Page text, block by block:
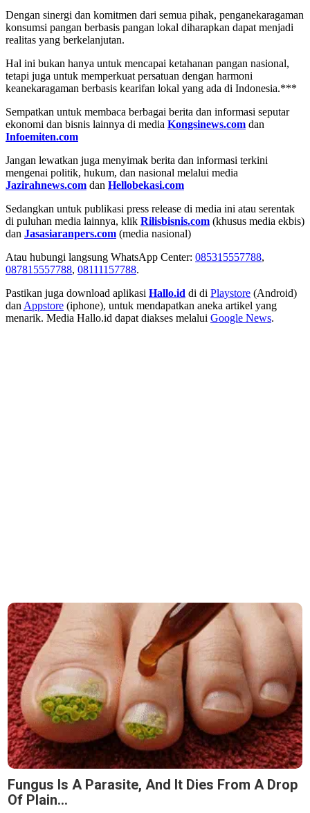
Dengan sinergi dan komitmen dari semua pihak, penganekaragaman
konsumsi pangan berbasis pangan lokal diharapkan dapat menjadi
realitas yang berkelanjutan.
Hal ini bukan hanya untuk mencapai ketahanan pangan nasional,
tetapi juga untuk memperkuat persatuan dengan harmoni
keanekaragaman berbasis kearifan lokal yang ada di Indonesia.***
Sempatkan untuk membaca berbagai berita dan informasi seputar
ekonomi dan bisnis lainnya di media Kongsinews.com dan
Infoemiten.com
Jangan lewatkan juga menyimak berita dan informasi terkini
mengenai politik, hukum, dan nasional melalui media
Jazirahnews.com dan Hellobekasi.com
Sedangkan untuk publikasi press release di media ini atau serentak
di puluhan media lainnya, klik Rilisbisnis.com (khusus media ekbis)
dan Jasasiaranpers.com (media nasional)
Atau hubungi langsung WhatsApp Center: 085315557788,
087815557788, 08111157788.
Pastikan juga download aplikasi Hallo.id di di Playstore (Android)
dan Appstore (iphone), untuk mendapatkan aneka artikel yang
menarik. Media Hallo.id dapat diakses melalui Google News.
Fungus Is A Parasite, And It Dies From A Drop
Of Plain...